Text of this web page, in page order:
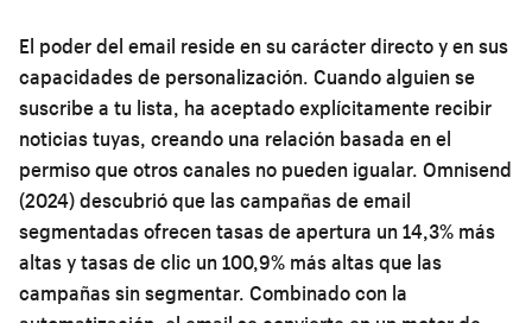
El poder del email reside en su carácter directo y en sus
capacidades de personalización. Cuando alguien se
suscribe a tu lista, ha aceptado explícitamente recibir
noticias tuyas, creando una relación basada en el
permiso que otros canales no pueden igualar. Omnisend
(2024) descubrió que las campañas de email
segmentadas ofrecen tasas de apertura un 14,3% más
altas y tasas de clic un 100,9% más altas que las
campañas sin segmentar. Combinado con la